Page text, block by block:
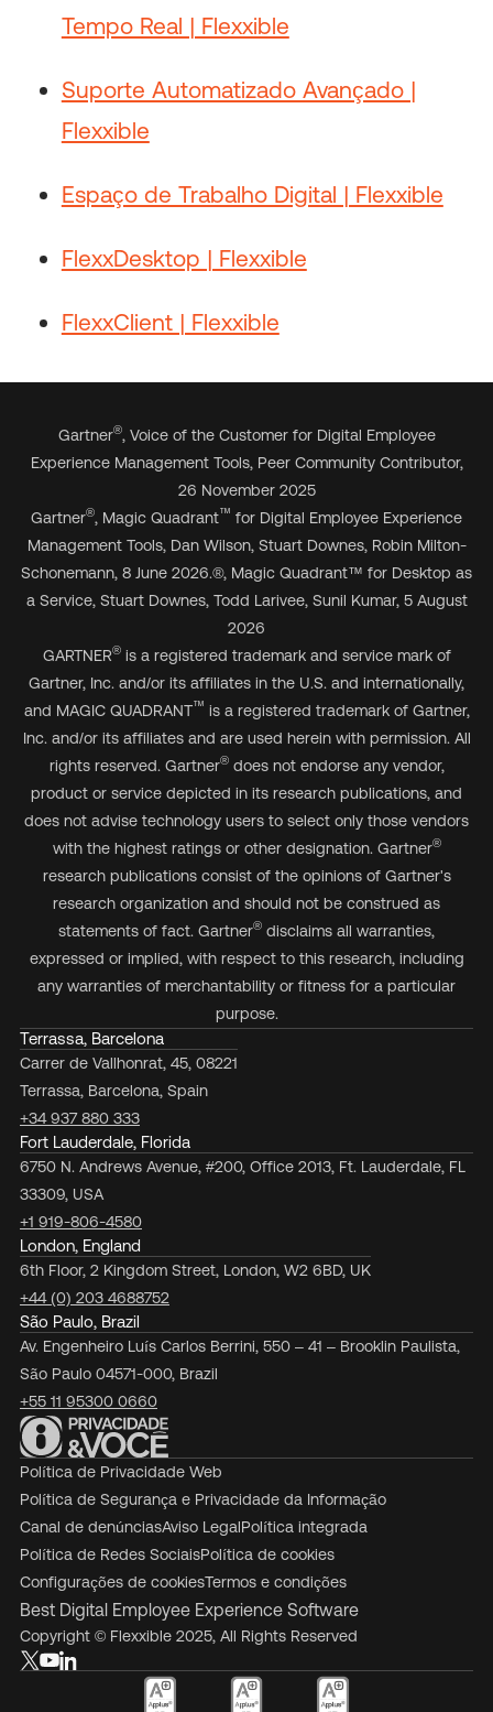
Tempo Real | Flexxible
Suporte Automatizado Avançado |
Flexxible
Espaço de Trabalho Digital | Flexxible
FlexxDesktop | Flexxible
FlexxClient | Flexxible
Gartner®, Voice of the Customer for Digital Employee
Experience Management Tools, Peer Community Contributor,
26 November 2025
Gartner®, Magic Quadrant™ for Digital Employee Experience
Management Tools, Dan Wilson, Stuart Downes, Robin Milton-
Schonemann, 8 June 2026.®, Magic Quadrant™ for Desktop as
a Service, Stuart Downes, Todd Larivee, Sunil Kumar, 5 August
2026
GARTNER®is a registered trademark and service mark of
Gartner, Inc. and/or its affiliates in the U.S. and internationally,
and MAGIC QUADRANT™ is a registered trademark of Gartner,
Inc. and/or its affiliates and are used herein with permission. All
rights reserved. Gartner®does not endorse any vendor,
product or service depicted in its research publications, and
does not advise technology users to select only those vendors
with the highest ratings or other designation. Gartner®
research publications consist of the opinions of Gartner's
research organization and should not be construed as
statements of fact. Gartner® disclaims all warranties,
expressed or implied, with respect to this research, including
any warranties of merchantability or fitness for a particular
purpose.
Terrassa, Barcelona
Carrer de Vallhonrat, 45, 08221
Terrassa, Barcelona, Spain
+34 937 880 333
Fort Lauderdale, Florida
6750 N. Andrews Avenue, #200, Office 2013, Ft. Lauderdale, FL
33309, USA
+1 919-806-4580
London, England
6th Floor, 2 Kingdom Street, London, W2 6BD, UK
+44 (0) 203 4688752
São Paulo, Brazil
Av. Engenheiro Luís Carlos Berrini, 550 – 41 – Brooklin Paulista,
São Paulo 04571-000, Brazil
+55 11 95300 0660
Política de Privacidade Web
Política de Segurança e Privacidade da Informação
Canal de denúnciasAviso LegalPolítica integrada
Política de Redes SociaisPolítica de cookies
Configurações de cookiesTermos e condições
Best Digital Employee Experience Software
Copyright © Flexxible 2025, All Rights Reserved